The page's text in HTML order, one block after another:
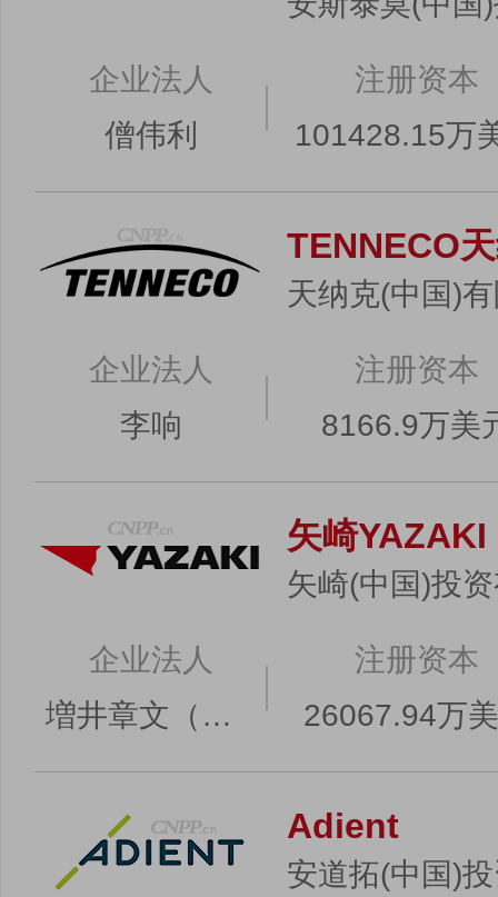
企业法人
僧伟利
注册资本
101428.15万
TENNECO
天纳克(中国)
企业法人
李响
注册资本
8166.9万美
矢崎YAZAKI
矢崎(中国)投
企业法人
増井章文（MASUI AKIFUMI）
注册资本
26067.94万
Adient
安道拓(中国)